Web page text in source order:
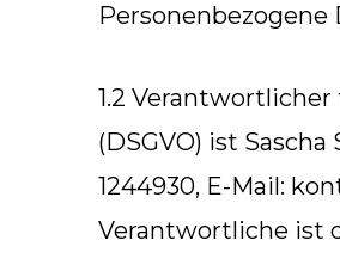
1.2
(DSGVO) ist
1244930, E-Mail:
Verantwortliche ist